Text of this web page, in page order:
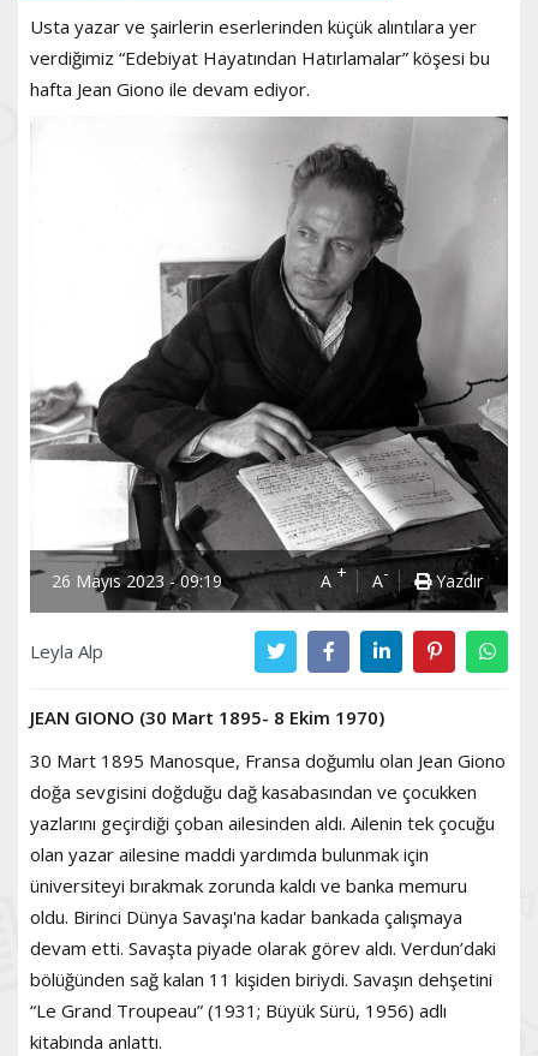
Usta yazar ve şairlerin eserlerinden küçük alıntılara yer
verdiğimiz “Edebiyat Hayatından Hatırlamalar” köşesi bu
hafta Jean Giono ile devam ediyor.
26 Mayıs 2023 - 09:19 A + A- Yazdır
Leyla Alp
JEAN GIONO (30 Mart 1895- 8 Ekim 1970)
30 Mart 1895 Manosque, Fransa doğumlu olan Jean Giono
doğa sevgisini doğduğu dağ kasabasından ve çocukken
yazlarını geçirdiği çoban ailesinden aldı. Ailenin tek çocuğu
olan yazar ailesine maddi yardımda bulunmak için
üniversiteyi bırakmak zorunda kaldı ve banka memuru
oldu. Birinci Dünya Savaşı'na kadar bankada çalışmaya
devam etti. Savaşta piyade olarak görev aldı. Verdun’daki
bölüğünden sağ kalan 11 kişiden biriydi. Savaşın dehşetini
“Le Grand Troupeau” (1931; Büyük Sürü, 1956) adlı
kitabında anlattı.